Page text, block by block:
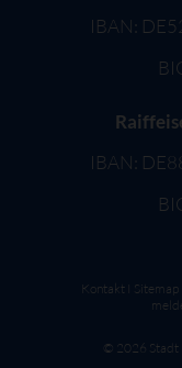
IBAN:
IBAN:
© 2026 Stadt
Kontakt Sitemap